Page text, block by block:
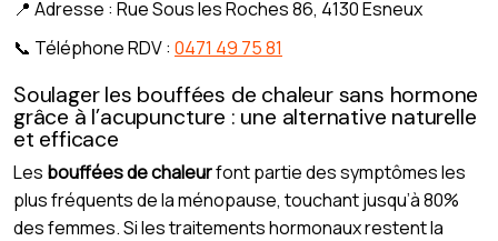
📍 Adresse : Rue Sous les Roches 86, 4130 Esneux
📞 Téléphone RDV : 0471 49 75 81
Soulager les bouffées de chaleur sans hormone
grâce à l’acupuncture : une alternative naturelle
et efficace
Les bouffées de chaleurfont partie des symptômes les
plus fréquents de la ménopause, touchant jusqu’à 80%
des femmes. Si les traitements hormonaux restent la